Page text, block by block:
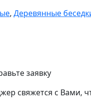
, Деревянные
заявку
свяжется с Вами,